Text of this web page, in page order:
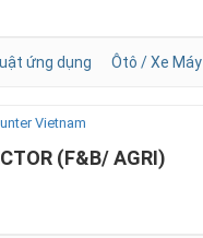
ứng dụng Ôtô / Xe Máy
Vietnam
(F&B/ AGRI)